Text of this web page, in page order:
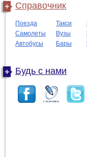
Справочник
Поезда Такси
Самолеты
Вузы
Автобусы
Бары
Будь с нами